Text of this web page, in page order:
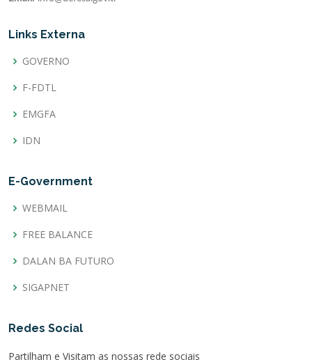
Links Externa
GOVERNO
F-FDTL
EMGFA
IDN
E-Government
WEBMAIL
FREE BALANCE
DALAN BA FUTURO
SIGAPNET
Redes Social
Partilham e Visitam as nossas rede sociais